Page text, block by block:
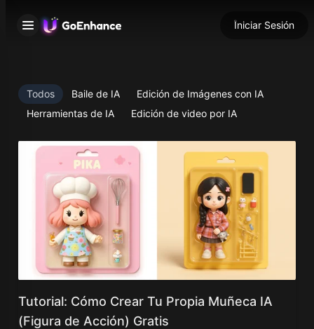
Iniciar Sesión
Todos Baile de IA
Edición de Imágenes con IA
Herramientas de IA
Edición de video por IA
Tutorial: Cómo Crear Tu Propia Muñeca IA
(Figura de Acción) Gratis